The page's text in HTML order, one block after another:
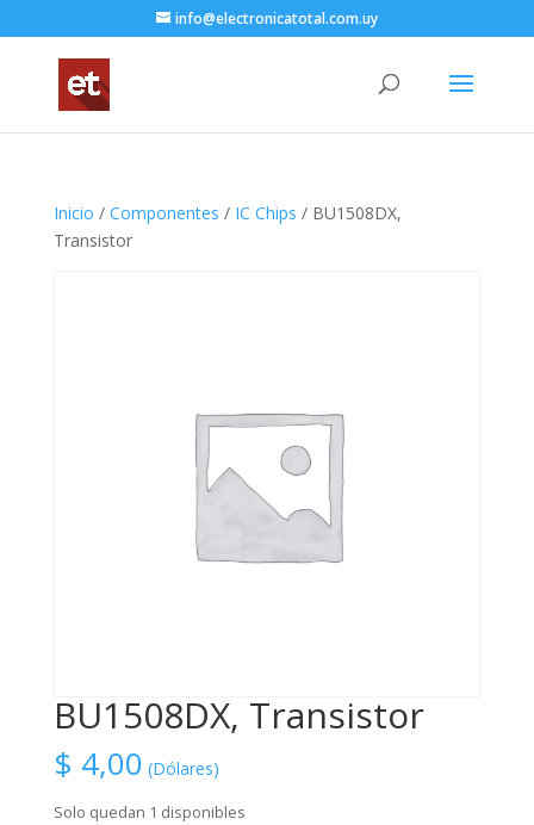
info@electronicatotal.com.uy
Inicio / Componentes / IC Chips / BU1508DX,
Transistor
BU1508DX, Transistor
$ 4,00 (Dólares)
Solo quedan 1 disponibles